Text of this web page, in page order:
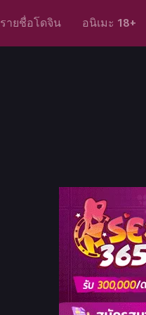
รายชื่อโดจิน อนิเมะ 18+